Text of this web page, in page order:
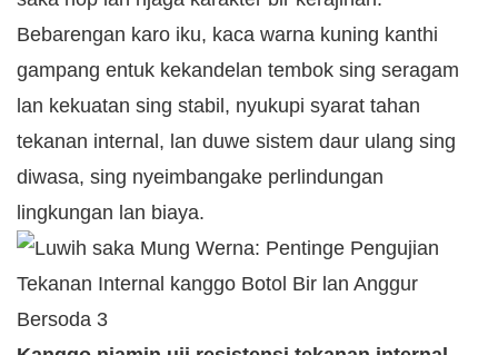
Bebarengan karo iku, kaca warna kuning kanthi
gampang entuk kekandelan tembok sing seragam
lan kekuatan sing stabil, nyukupi syarat tahan
tekanan internal, lan duwe sistem daur ulang sing
diwasa, sing nyeimbangake perlindungan
lingkungan lan biaya.